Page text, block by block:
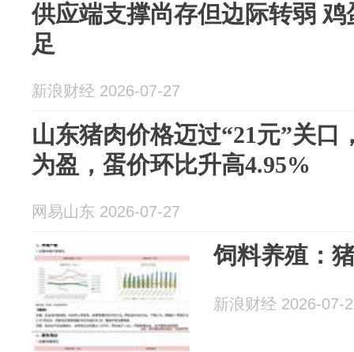
供应端支撑尚存但边际转弱
足
新浪财经 2026-07-27
山东猪肉价格迈过“21元”关口
为盈，蛋价环比升高4.95%
网易山东 2026-07-27
饲料养殖：
新浪财经 2026-07-